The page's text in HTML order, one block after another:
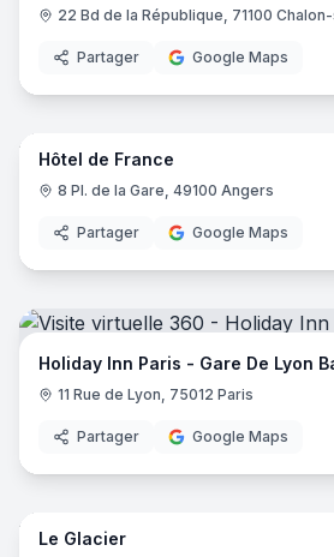
22 Bd de la République, 71100
Partager Google Maps
Hôtel de France
8 Pl. de la Gare, 49100 Angers
Partager Google Maps
Holiday Inn Paris - Gare De Lyon
11 Rue de Lyon, 75012 Paris
Partager Google Maps
Le Glacier